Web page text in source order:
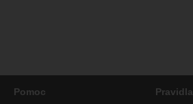
Pomoc Pravidla